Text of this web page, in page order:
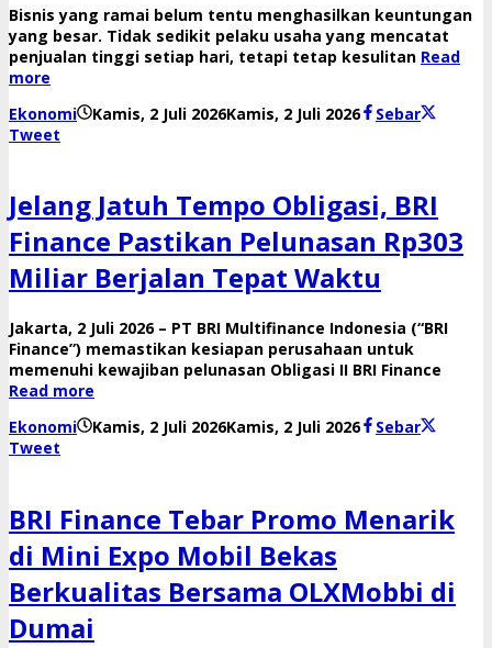
Bisnis yang ramai belum tentu menghasilkan keuntungan
yang besar. Tidak sedikit pelaku usaha yang mencatat
penjualan tinggi setiap hari, tetapi tetap kesulitan Read
more
Ekonomi
Kamis, 2 Juli 2026Kamis, 2 Juli 2026olehSebar
Tweet
Jelang Jatuh Tempo Obligasi, BRI
Finance Pastikan Pelunasan Rp303
Miliar Berjalan Tepat Waktu
Jakarta, 2 Juli 2026 – PT BRI Multifinance Indonesia (“BRI
Finance”) memastikan kesiapan perusahaan untuk
memenuhi kewajiban pelunasan Obligasi II BRI Finance
Read more
Ekonomi
Kamis, 2 Juli 2026Kamis, 2 Juli 2026olehSebar
Tweet
BRI Finance Tebar Promo Menarik
di Mini Expo Mobil Bekas
Berkualitas Bersama OLXMobbi di
Dumai